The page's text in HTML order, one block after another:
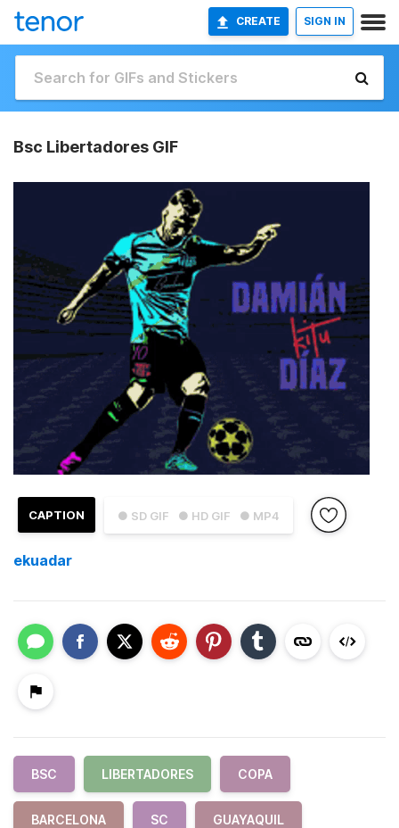
CREATE SIGN IN
Bsc Libertadores GIF
● SD GIF ● HD GIF ● MP4
CAPTION
ekuadar
BSC LIBERTADORES COPA
BARCELONA SC GUAYAQUIL